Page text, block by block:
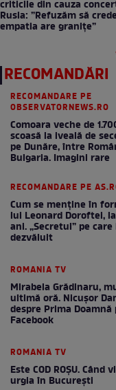
criticile din cauza
Rusia: ”Refuzăm să
empatia are granițe”
RECOMANDĂRI
RECOMANDARE PE
OBSERVATORNEWS.RO
Comoara veche de
scoasă la iveală de
pe Dunăre, între
Bulgaria. Imagini rare
RECOMANDARE PE
Cum se menţine în
lui Leonard Doroftei, la
ani. „Secretul” pe
dezvăluit
ROMANIA TV
Mirabela Grădinaru, mutare de
ultimă oră. Nicuşor
despre Prima Doamnă
Facebook
ROMANIA TV
Este COD ROŞU. Când
urgia în Bucureşti